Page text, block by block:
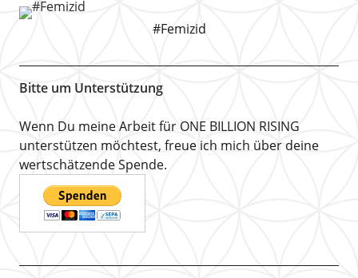
#Femizid
Bitte um Unterstützung
Wenn Du meine Arbeit für ONE BILLION RISING
unterstützen möchtest, freue ich mich über deine
wertschätzende Spende.